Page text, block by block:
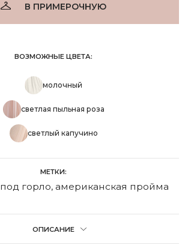
В ПРИМЕРОЧНУЮ
ВОЗМОЖНЫЕ ЦВЕТА:
молочный
светлая пыльная роза
светлый капучино
МЕТКИ:
под горло, американская пройма
ОПИСАНИЕ